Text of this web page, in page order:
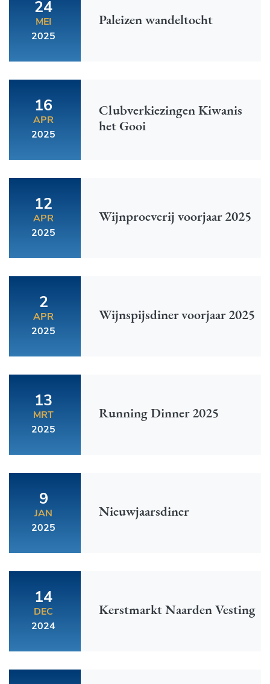
24
MEI
2025
Paleizen wandeltocht
16
APR
2025
Clubverkiezingen Kiwanis
het Gooi
12
APR
2025
Wijnproeverij voorjaar 2025
2
APR
2025
Wijnspijsdiner voorjaar 2025
13
MRT
2025
Running Dinner 2025
9
JAN
2025
Nieuwjaarsdiner
14
DEC
2024
Kerstmarkt Naarden Vesting